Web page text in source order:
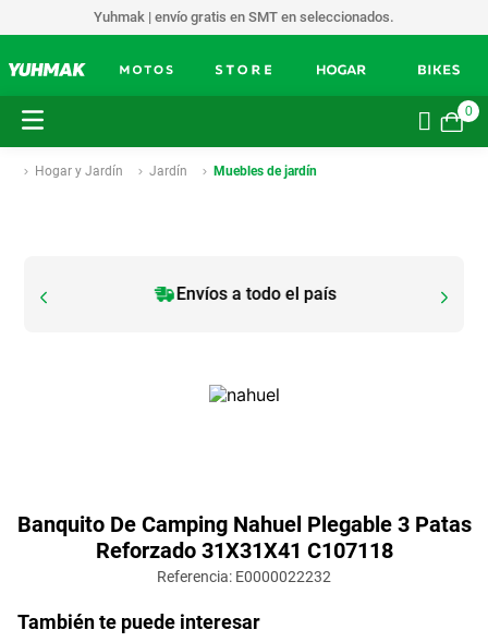
Yuhmak | envío gratis en SMT en seleccionados.
0
Hogar y Jardín Jardín Muebles de jardín
Envíos a todo el país
Banquito De Camping Nahuel Plegable 3 Patas
Reforzado 31X31X41 C107118
Referencia: E0000022232
También te puede interesar